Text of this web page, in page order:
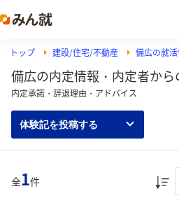
トップ 建設/住宅/不動産 備広の就
備広の内定情報・内定者から
内定承諾・辞退理由・アドバイス
体験記を投稿する
全1件